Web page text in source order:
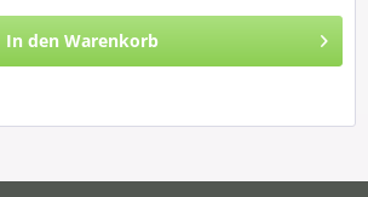
In den Warenkorb